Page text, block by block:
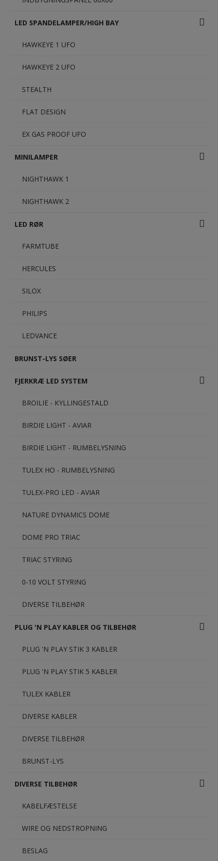
LED SPANDELAMPER/HIGH BAY
HAWKEYE 1 UFO
HAWKEYE 2 UFO
STEALTH
FLAT DESIGN
EX GAS PROOF UFO
MINILAMPER
NIGHTHAWK 1
NIGHTHAWK 2
LED RØR
FARMTUBE
HERCULES
SILOX
PHILIPS
LEDVANCE
BRUNST-LYS SØER
FJERKRÆ LED SYSTEM
BROILIE - KYLLINGESTALD
BIRDIE LIGHT - AVIAR
BIRDIE LIGHT - RUMBELYSNING
TULEX HO - RUMBELYSNING
TULEX-PRO LED - AVIAR
NATURE DYNAMICS DOME
DOME PRO TRIAC
TRIAC STYRING
0-10 VOLT STYRING
DIVERSE TILBEHØR
PLUG 'N PLAY KABLER OG TILBEHØR
PLUG 'N PLAY STIK 3 KABLER
PLUG 'N PLAY STIK 5 KABLER
TULEX KABLER
DIVERSE KABLER
DIVERSE TILBEHØR
BRUNST-LYS
DIVERSE TILBEHØR
KABELFÆSTELSE
WIRE OG NEDSTROPNING
BESLAG